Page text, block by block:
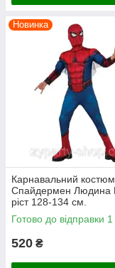
Новинка
Карнавальний костюм
Спайдермен Людина
ріст 128-134 см.
Готово до відправки 1
520 ₴